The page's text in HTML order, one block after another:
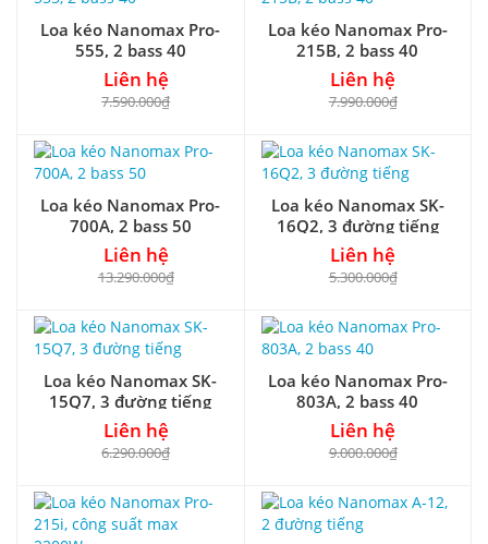
Loa kéo Nanomax Pro-
555, 2 bass 40
Liên hệ
7.590.000₫
Loa kéo Nanomax Pro-
215B, 2 bass 40
Liên hệ
7.990.000₫
Loa kéo Nanomax Pro-
700A, 2 bass 50
Liên hệ
13.290.000₫
Loa kéo Nanomax SK-
16Q2, 3 đường tiếng
Liên hệ
5.300.000₫
Loa kéo Nanomax SK-
15Q7, 3 đường tiếng
Liên hệ
6.290.000₫
Loa kéo Nanomax Pro-
803A, 2 bass 40
Liên hệ
9.000.000₫